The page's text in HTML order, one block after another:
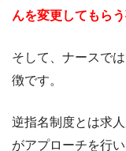
んを変更してもら
そして、ナースで
徴です。
逆指名制度とは求
がアプローチを行